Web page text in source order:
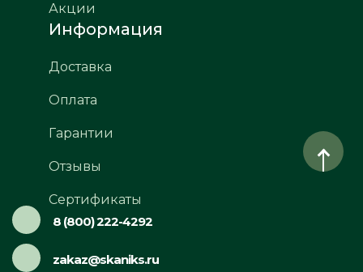
Акции
Информация
Доставка
Оплата
Гарантии
Отзывы
Сертификаты
8 (800) 222-4292
zakaz@skaniks.ru